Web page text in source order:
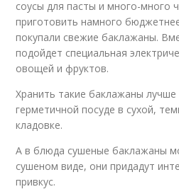
соусы для пасты и много-много
приготовить намного
покупали свежие баклажаны.
подойдет специальная
овощей и фруктов.
Хранить такие баклажаны лучше
герметичной посуде в сухой,
кладовке.
А в блюда сушеные баклажаны
сушеном виде, они придадут
привкус.